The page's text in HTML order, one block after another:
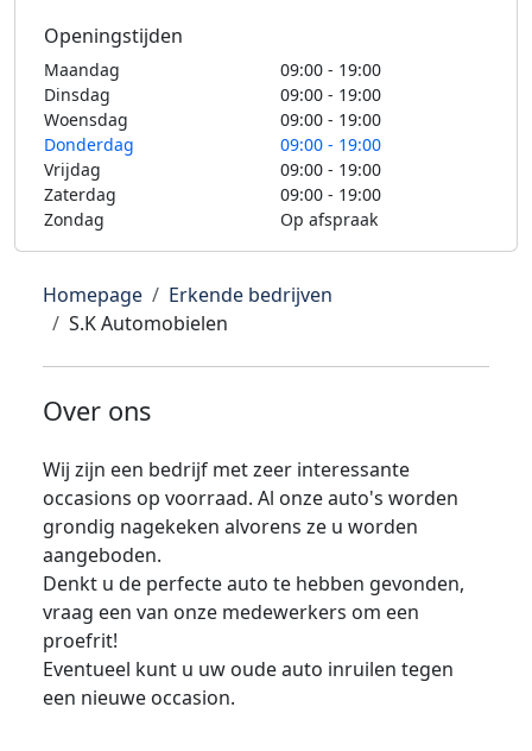
Openingstijden
Maandag
09:00 - 19:00
Dinsdag
09:00 - 19:00
Woensdag
09:00 - 19:00
Donderdag
09:00 - 19:00
Vrijdag
09:00 - 19:00
Zaterdag
09:00 - 19:00
Zondag
Op afspraak
Homepage
Erkende bedrijven
S.K Automobielen
Over ons
Wij zijn een bedrijf met zeer interessante
occasions op voorraad. Al onze auto's worden
grondig nagekeken alvorens ze u worden
aangeboden.
Denkt u de perfecte auto te hebben gevonden,
vraag een van onze medewerkers om een
proefrit!
Eventueel kunt u uw oude auto inruilen tegen
een nieuwe occasion.